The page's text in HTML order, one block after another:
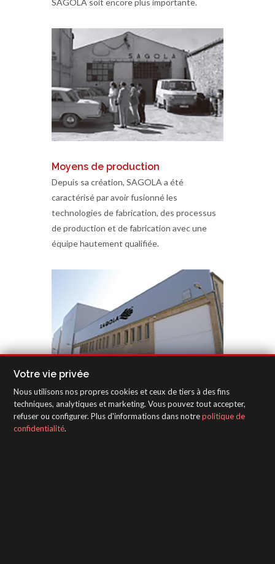
Moyens de production
Depuis sa création, SAGOLA a été
caractérisé par avoir fusionné les
technologies de fabrication, des processus
de production et de fabrication avec une
équipe hautement qualifiée.
Votre vie privée
Nous utilisons nos propres cookies et ceux de tiers à des fins
techniques, analytiques et marketing. Vous pouvez tout accepter,
refuser ou configurer. Plus d'informations dans notrepolitique de
confidentialité.